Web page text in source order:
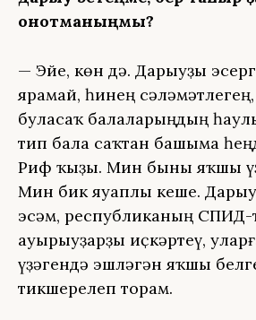
онотманыңмы?
— Эйе, көн дә. Дарыуҙы
ярамай, һинең
буласаҡ балаларыңдың
тип бала саҡтан башыма
Риф ҡыҙы. Мин быны яҡшы
Мин бик яуаплы кеше.
эсәм, республиканың
ауырыуҙарҙы иҫкәртеү,
үҙәгендә эшләгән яҡшы
тикшерелеп торам.